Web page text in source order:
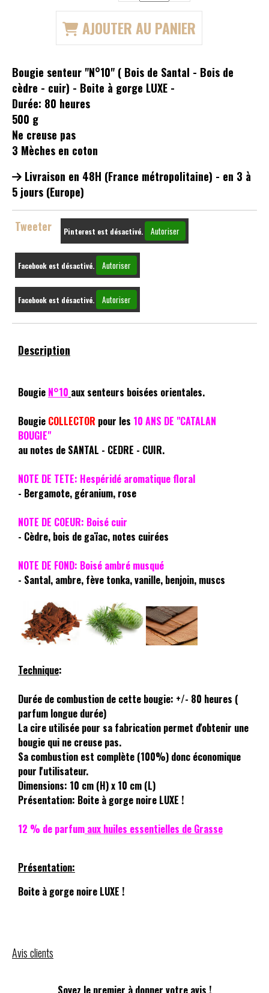
AJOUTER AU PANIER
Bougie senteur "N°10" ( Bois de Santal - Bois de
cèdre - cuir) - Boite à gorge LUXE -
Durée: 80 heures
500 g
Ne creuse pas
3 Mèches en coton
Livraison en 48H (France métropolitaine) - en 3 à
5 jours (Europe)
Tweeter Pinterest est désactivé. Autoriser
Facebook est désactivé. Autoriser
Facebook est désactivé. Autoriser
Description
Bougie N°10 aux senteurs boisées orientales.
Bougie COLLECTOR pour les 10 ANS DE "CATALAN
BOUGIE"
au notes de SANTAL - CEDRE - CUIR.
NOTE DE TETE: Hespéridé aromatique floral
- Bergamote, géranium, rose
NOTE DE COEUR: Boisé cuir
- Cèdre, bois de gaïac, notes cuirées
NOTE DE FOND: Boisé ambré musqué
- Santal, ambre, fève tonka, vanille, benjoin, muscs
Technique:
Durée de combustion de cette bougie: +/- 80 heures (
parfum longue durée)
La cire utilisée pour sa fabrication permet d'obtenir une
bougie qui ne creuse pas.
Sa combustion est complète (100%) donc économique
pour l'utilisateur.
Dimensions: 10 cm (H) x 10 cm (L)
Présentation: Boite à gorge noire LUXE !
12 % de parfum aux huiles essentielles de Grasse
Présentation:
Boite à gorge noire LUXE !
Avis clients
Soyez le premier à donner votre avis !